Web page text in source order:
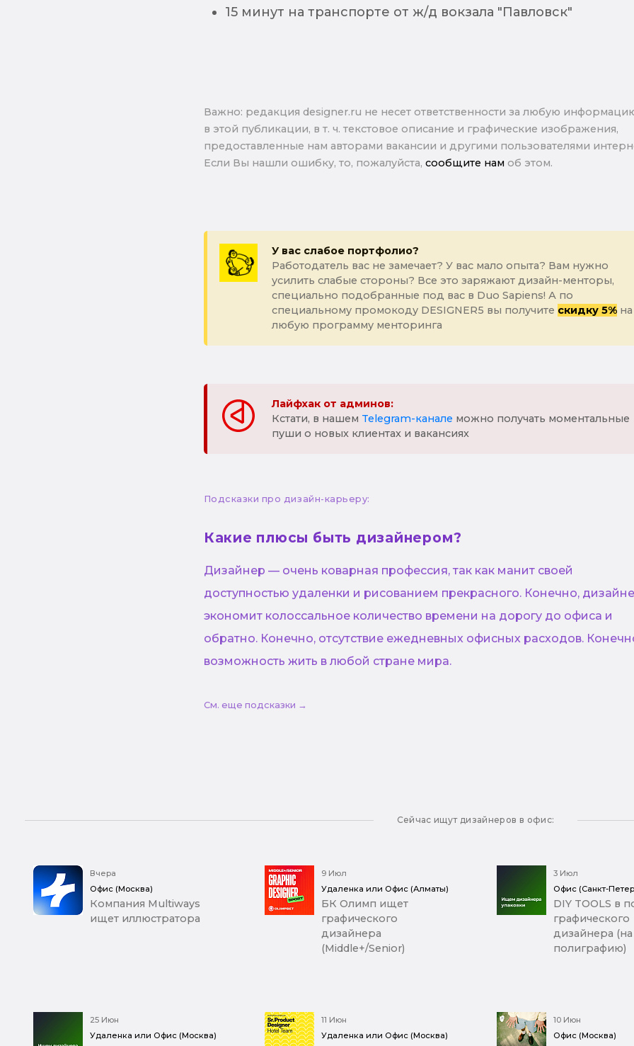
15 минут на транспорте от ж/д вокзала "Павловск"
Важно: pедакция designer.ru не несет ответственности за любую
в этой публикации, в т. ч. текстовое описание и графические изображения,
предоставленные нам авторами вакансии и другими пользователями
Если Вы нашли ошибку, то, пожалуйста, сообщите нам об этом.
У вас слабое портфолио?
Работодатель вас не замечает? У вас мало опыта? Вам нужно
усилить слабые стороны? Все это заряжают дизайн-менторы,
специально подобранные под вас в Duo Sapiens! А по
специальному промокоду DESIGNER5 вы получите скидку 5%на
любую программу менторинга
Лайфхак от админов:
Кстати, в нашем Telegram-канале можно получать моментальные
пуши о новых клиентах и вакансиях
Подсказки про дизайн-карьеру:
Какие плюсы быть дизайнером?
Дизайнер — очень коварная профессия, так как манит своей
доступностью удаленки и рисованием прекрасного. Конечно,
экономит колоссальное количество времени на дорогу до офиса и
обратно. Конечно, отсутствие ежедневных офисных расходов.
возможность жить в любой стране мира.
См. еще подсказки →
Сейчас ищут дизайнеров в офис:
Вчера
Офис (Москва)
Компания Multiways
ищет иллюстратора
9 Июл
Удаленка или Офис (Алматы)
БК Олимп ищет
графического
дизайнера
(Middle+/Senior)
3 Июл
Офис (Санкт-
DIY TOOLS в
графического
дизайнера (на
полиграфию)
25 Июн
Удаленка или Офис (Москва)
11 Июн
Удаленка или Офис (Москва)
10 Июн
Офис (Москва)